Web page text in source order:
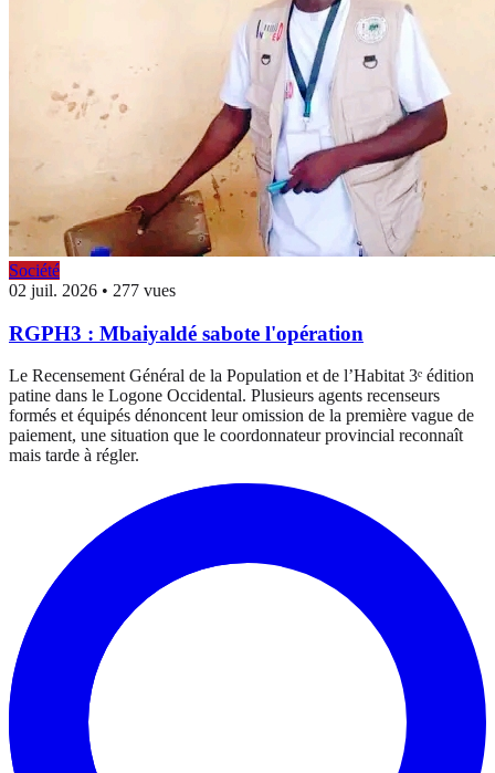
Société
02 juil. 2026 • 277 vues
RGPH3 : Mbaiyaldé sabote l'opération
Le Recensement Général de la Population et de l’Habitat 3ᵉ édition
patine dans le Logone Occidental. Plusieurs agents recenseurs
formés et équipés dénoncent leur omission de la première vague de
paiement, une situation que le coordonnateur provincial reconnaît
mais tarde à régler.